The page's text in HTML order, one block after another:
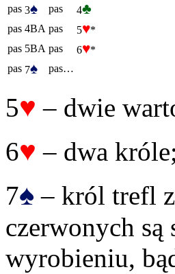
pas 3♠ pas 4♣
pas 4BA pas 5♥*
pas 5BA pas 6♥*
pas 7♠ pas…
5♥ – dwie
6♥ – dwa króle;
7♠ – król trefl
czerwonych są
wyrobieniu,